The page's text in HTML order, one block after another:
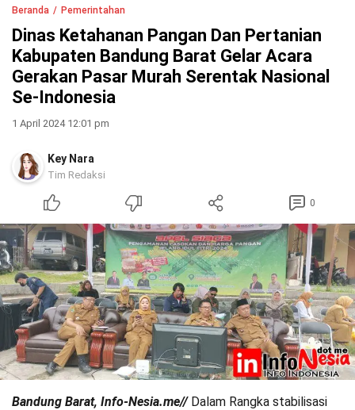
Beranda Pemerintahan
Dinas Ketahanan Pangan Dan Pertanian
Kabupaten Bandung Barat Gelar Acara
Gerakan Pasar Murah Serentak Nasional
Se-Indonesia
1 April 2024 12:01 pm
Key Nara
Tim Redaksi
0
Bandung Barat, Info-Nesia.me//Dalam Rangka stabilisasi